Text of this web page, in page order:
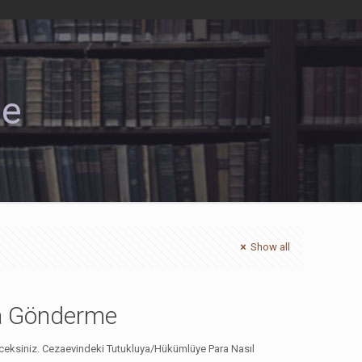
Show all
Gönderme
Cezaevindeki Tutukluya/Hükümlüye Para Nasıl